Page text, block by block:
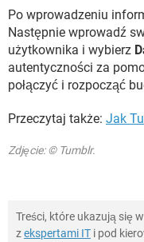
Po wprowadzeniu
Następnie wprowadź
użytkownika i wybierz
autentyczności za
połączyć i rozpocząć
Przeczytaj także: Jak
Zdjęcie: © Tumblr.
Treści, które ukazują się
zekspertami IT i pod